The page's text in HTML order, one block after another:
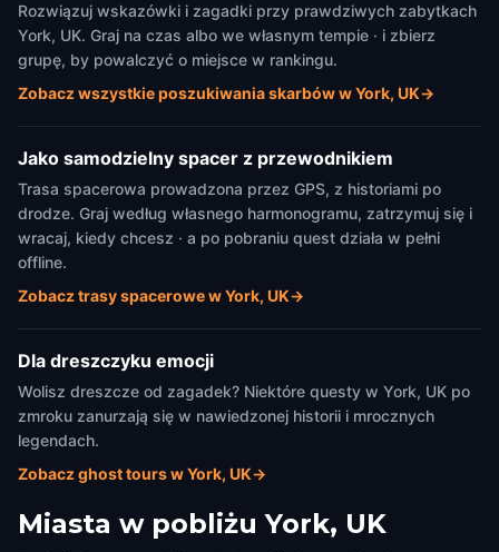
Rozwiązuj wskazówki i zagadki przy prawdziwych zabytkach
York, UK. Graj na czas albo we własnym tempie · i zbierz
grupę, by powalczyć o miejsce w rankingu.
Zobacz wszystkie poszukiwania skarbów w York, UK→
Jako samodzielny spacer z przewodnikiem
Trasa spacerowa prowadzona przez GPS, z historiami po
drodze. Graj według własnego harmonogramu, zatrzymuj się i
wracaj, kiedy chcesz · a po pobraniu quest działa w pełni
offline.
Zobacz trasy spacerowe w York, UK→
Dla dreszczyku emocji
Wolisz dreszcze od zagadek? Niektóre questy w York, UK po
zmroku zanurzają się w nawiedzonej historii i mrocznych
legendach.
Zobacz ghost tours w York, UK→
Miasta w pobliżu York, UK